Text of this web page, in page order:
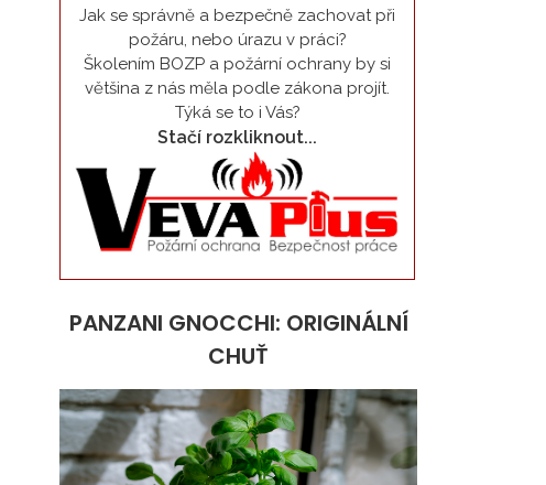
Jak se správně a bezpečně zachovat při
požáru, nebo úrazu v práci?
Školením BOZP a požární ochrany by si
většina z nás měla podle zákona projít.
Týká se to i Vás?
Stačí rozkliknout...
PANZANI GNOCCHI: ORIGINÁLNÍ
CHUŤ